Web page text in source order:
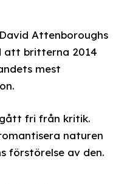
Attenboroughs
att britterna 2014
mest
fri från kritik.
naturen
förstörelse av den.